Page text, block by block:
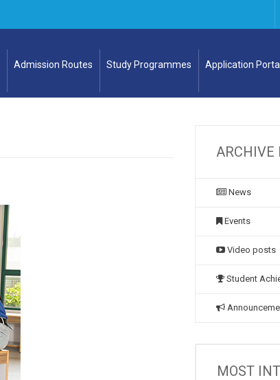
Admission Routes Study Programmes Application Portal
ARCHIVE
News
Events
Video posts
Student
MOST